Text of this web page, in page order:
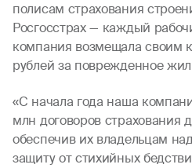
полисам страхования
Росгосстрах — каждый
компания возмещала своим
рублей за поврежденное
«С начала года наша
млн договоров страхования
обеспечив их владельцам
защиту от стихийных